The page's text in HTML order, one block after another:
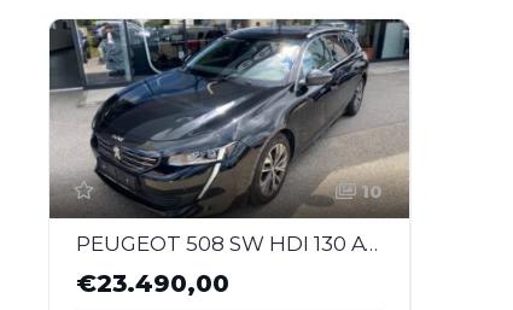
10
PEUGEOT 508 SW HDI 130 AT8 S&S Allure Pack Autom.
€23.490,00